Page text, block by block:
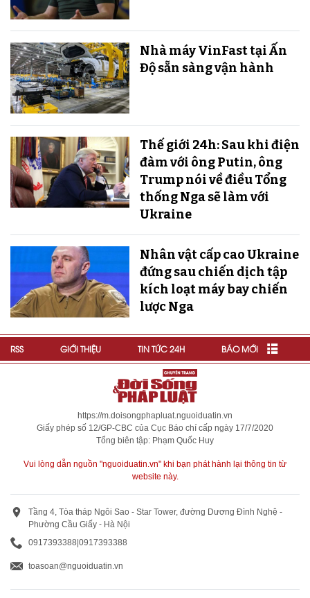
Nhà máy VinFast tại Ấn
Độ sẵn sàng v​​​​​​​ận hành
Thế giới 24h: Sau khi điện
đàm với ông Putin, ông
Trump nói về điều Tổng
thống Nga sẽ làm với
Ukraine
Nhân vật cấp cao Ukraine
đứng sau chiến dịch tập
kích loạt máy bay chiến
lược Nga
RSS GIỚI THIỆU TIN TỨC 24H BÁO MỚI
https://m.doisongphapluat.nguoiduatin.vn
Giấy phép số 12/GP-CBC của Cục Báo chí cấp ngày 17/7/2020
Tổng biên tập: Phạm Quốc Huy
Vui lòng dẫn nguồn "nguoiduatin.vn" khi bạn phát hành lại thông tin từ
website này.
Tầng 4, Tòa tháp Ngôi Sao - Star Tower, đường Dương Đình Nghệ -
Phường Cầu Giấy - Hà Nội
0917393388 0917393388
toasoan@nguoiduatin.vn